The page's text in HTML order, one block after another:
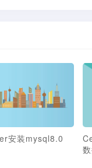
安装mysql8.0